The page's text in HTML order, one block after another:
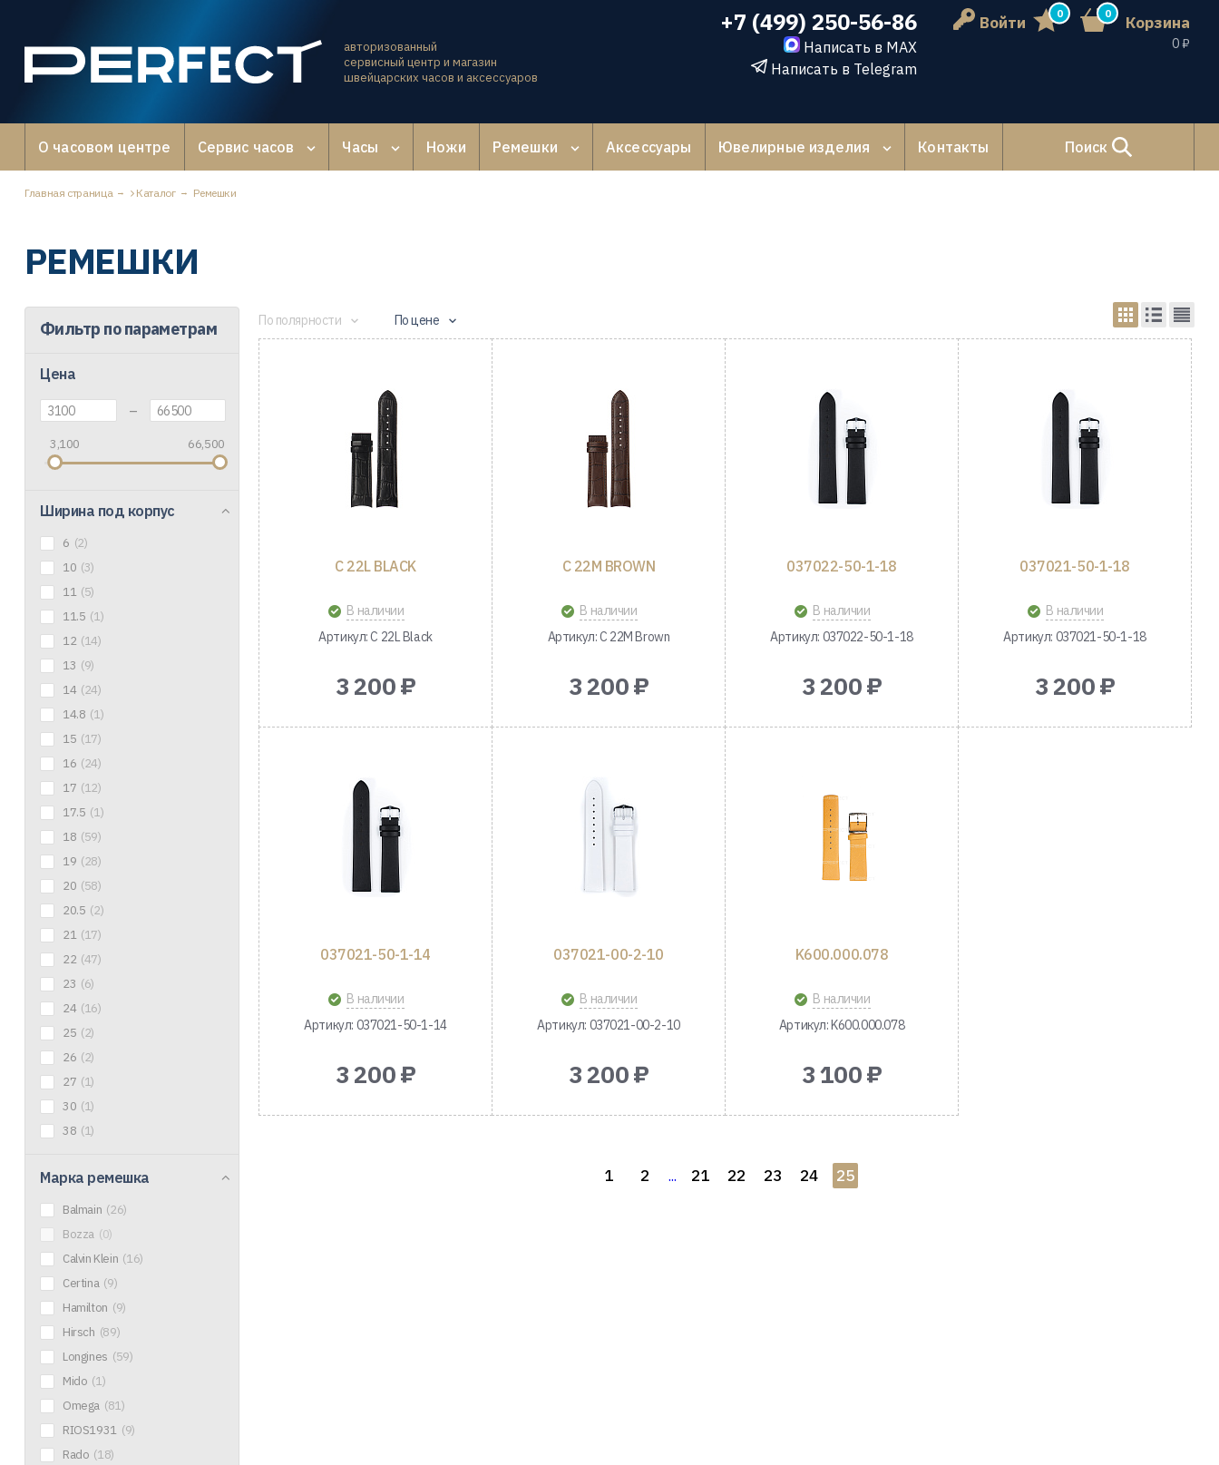
авторизованный
сервисный центр и магазин
швейцарских часов и аксессуаров
+7 (499) 250-56-86
Написать в MAX
Написать в Telegram
Войти 0 0 Корзина
0 ₽
О часовом центре Сервис часов Часы Ножи Ремешки Аксессуары Ювелирные изделия Контакты Поиск
Главная страница Каталог Ремешки
РЕМЕШКИ
Фильтр по параметрам
Цена
–
3,100 66,500
Ширина под корпус
6 (2)
10 (3)
11 (5)
11.5 (1)
12 (14)
13 (9)
14 (24)
14.8 (1)
15 (17)
16 (24)
17 (12)
17.5 (1)
18 (59)
19 (28)
20 (58)
20.5 (2)
21 (17)
22 (47)
23 (6)
24 (16)
25 (2)
26 (2)
27 (1)
30 (1)
38 (1)
Марка ремешка
Balmain (26)
Bozza (0)
Calvin Klein (16)
Certina (9)
Hamilton (9)
Hirsch (89)
Longines (59)
Mido (1)
Omega (81)
RIOS1931 (9)
Rado (18)
По полярности По цене
C 22L BLACK
В наличии
Артикул: C 22L Black
3 200 ₽
C 22M BROWN
В наличии
Артикул: C 22M Brown
3 200 ₽
037022-50-1-18
В наличии
Артикул: 037022-50-1-18
3 200 ₽
037021-50-1-18
В наличии
Артикул: 037021-50-1-18
3 200 ₽
037021-50-1-14
В наличии
Артикул: 037021-50-1-14
3 200 ₽
037021-00-2-10
В наличии
Артикул: 037021-00-2-10
3 200 ₽
K600.000.078
В наличии
Артикул: K600.000.078
3 100 ₽
1 2 ... 21 22 23 24 25